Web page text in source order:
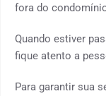
fora do
Quando estiver
fique atento a
Para garantir sua